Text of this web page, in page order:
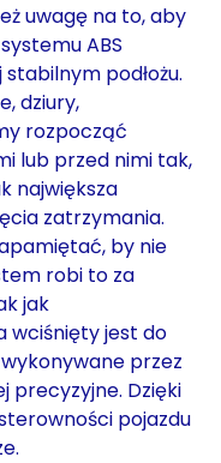
uwagę na to, aby
ABS
podłożu.
dziury,
rozpocząć
lub przed nimi tak,
największa
zatrzymania.
by nie
robi to za
jak
wciśnięty jest do
przez
precyzyjne. Dzięki
pojazdu